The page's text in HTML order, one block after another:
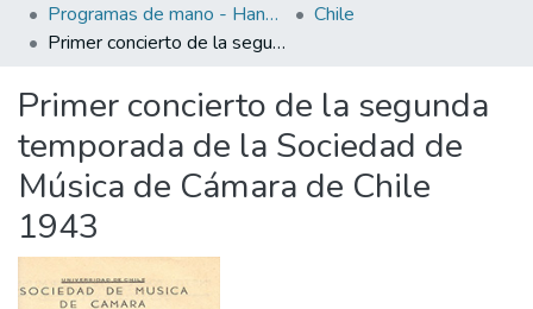
All of DSpace
Programas de mano - Hand programs
Chile
Primer concierto de la segunda temporada de la Sociedad de Música de Cámara de Chile 1943
Primer concierto de la segunda
temporada de la Sociedad de
Música de Cámara de Chile
1943